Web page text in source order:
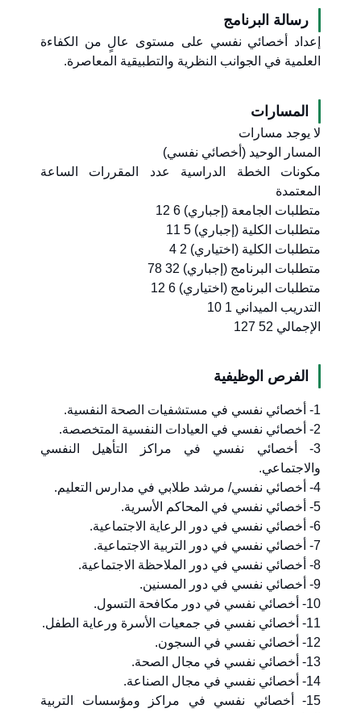
رسالة البرنامج
إعداد أخصائي نفسي على مستوى عالٍ من الكفاءة
العلمية في الجوانب النظرية والتطبيقية المعاصرة.
المسارات
لا يوجد مسارات
المسار الوحيد (أخصائي نفسي)
مكونات الخطة الدراسية عدد المقررات الساعة
المعتمدة
متطلبات الجامعة (إجباري) 6 12
متطلبات الكلية (إجباري) 5 11
متطلبات الكلية (اختياري) 2 4
متطلبات البرنامج (إجباري) 32 78
متطلبات البرنامج (اختياري) 6 12
التدريب الميداني 1 10
الإجمالي 52 127
الفرص الوظيفية
1- أخصائي نفسي في مستشفيات الصحة النفسية.
2- أخصائي نفسي في العيادات النفسية المتخصصة.
3- أخصائي نفسي في مراكز التأهيل النفسي
والاجتماعي.
4- أخصائي نفسي/ مرشد طلابي في مدارس التعليم.
5- أخصائي نفسي في المحاكم الأسرية.
6- أخصائي نفسي في دور الرعاية الاجتماعية.
7- أخصائي نفسي في دور التربية الاجتماعية.
8- أخصائي نفسي في دور الملاحظة الاجتماعية.
9- أخصائي نفسي في دور المسنين.
10- أخصائي نفسي في دور مكافحة التسول.
11- أخصائي نفسي في جمعيات الأسرة ورعاية الطفل.
12- أخصائي نفسي في السجون.
13- أخصائي نفسي في مجال الصحة.
14- أخصائي نفسي في مجال الصناعة.
15- أخصائي نفسي في مراكز ومؤسسات التربية